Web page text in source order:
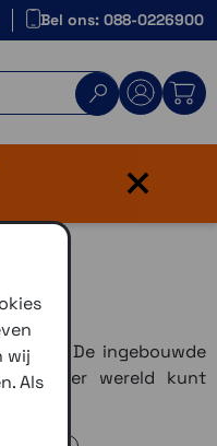
Bel ons: 088-0226900
×
De ingebouwde
ter wereld kunt
wij
Als